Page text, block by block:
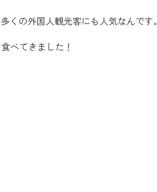
くの外国人観光客にも人気なんです。
べてきました！